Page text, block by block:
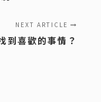
NEXT ARTICLE
到喜歡的事情？